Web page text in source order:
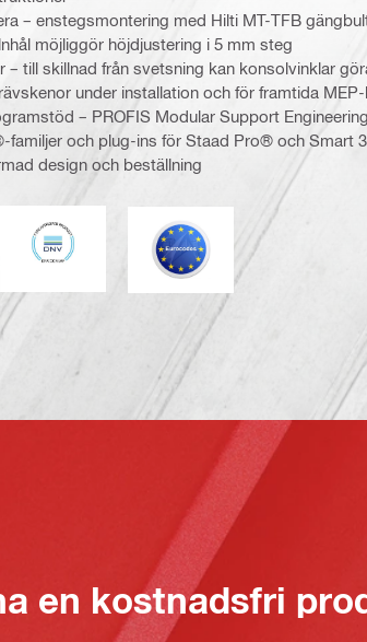
– enstegsmontering med Hilti MT-TFB
möjliggör höjdjustering i 5 mm steg
– till skillnad från svetsning kan konsolvinklar
under installation och för framtida
– PROFIS Modular Support
familjer och plug-ins för Staad Pro® och Smart
design och beställning
märkning
DNV Eurokod
en kostnadsfri